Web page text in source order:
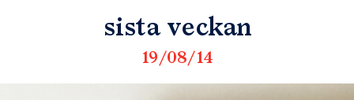
sista veckan
19/08/14